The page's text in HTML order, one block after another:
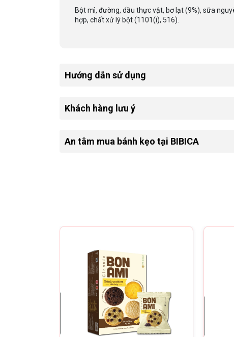
Bột mì, đường, dầu thực vật, bơ lạt (9%), sữa
hợp, chất xử lý bột (1101(i), 516).
Hướng dẫn sử dụng
Khách hàng lưu ý
An tâm mua bánh kẹo tại BIBICA